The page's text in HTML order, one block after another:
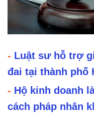
- Luật sư hỗ trợ
đai tại thành phố
- Hộ kinh doanh
cách pháp nhân